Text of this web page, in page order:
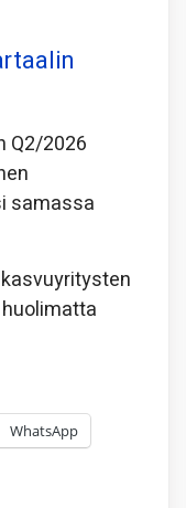
Q2/2026
samassa
WhatsApp